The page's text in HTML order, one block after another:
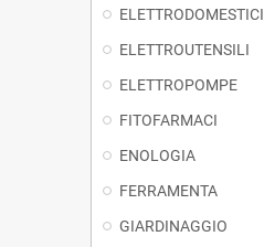
ELETTRODOMESTICI
ELETTROUTENSILI
ELETTROPOMPE
FITOFARMACI
ENOLOGIA
FERRAMENTA
GIARDINAGGIO